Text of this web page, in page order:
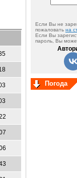
Если Вы не
пожаловать на
Если Вы
пароль, Вы
Погода